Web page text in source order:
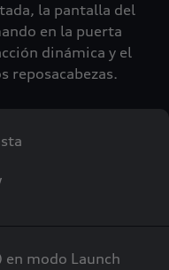
la pantalla del
en la puerta
dinámica y el
reposacabezas.
modo Launch